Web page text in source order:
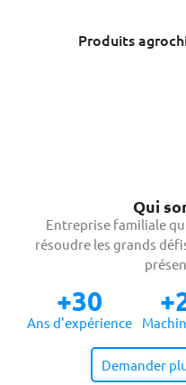
Produits
Qui
Entreprise familiale
résoudre les grands
Ans d'expérience
+30 +
Demander